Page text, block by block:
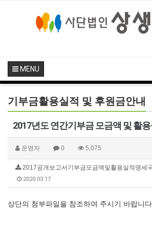
MENU
기부금활용실적 및 후원금안내
2017년도 연간기부금 모금액 및 활
운영자 0 5,075
2017공개보고서기부금모금액및활용실적명세
2020.03.17
상단의 첨부파일을 참조하여 주시기 바랍니다.